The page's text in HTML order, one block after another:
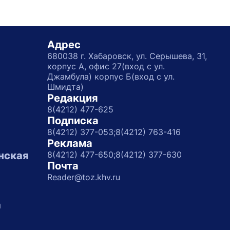
Адрес
680038 г. Хабаровск, ул. Серышева, 31,
корпус А, офис 27(вход с ул.
Джамбула) корпус Б(вход с ул.
Шмидта)
Редакция
8(4212) 477-625
Подписка
8(4212) 377-053;8(4212) 763-416
Реклама
8(4212) 477-650;8(4212) 377-630
Почта
Reader@toz.khv.ru